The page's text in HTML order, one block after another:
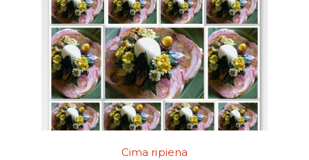
Cima ripiena